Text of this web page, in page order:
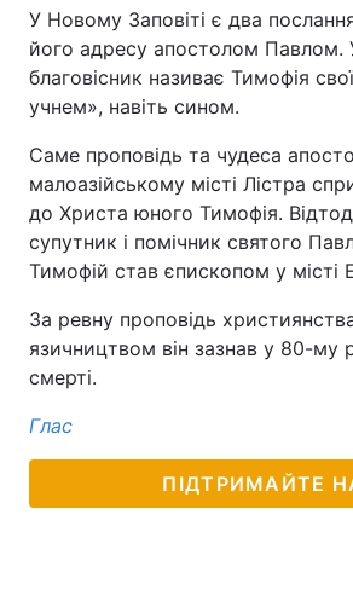
У Новому Заповіті є два
його адресу апостолом Павлом.
благовісник називає Тимофія
учнем», навіть сином.
Саме проповідь та чудеса
малоазійському місті Лістра
до Христа юного Тимофія.
супутник і помічник святого
Тимофій став єпископом у місті
За ревну проповідь
язичництвом він зазнав у 80-му
смерті.
Глас
ПІДТРИМАЙТЕ